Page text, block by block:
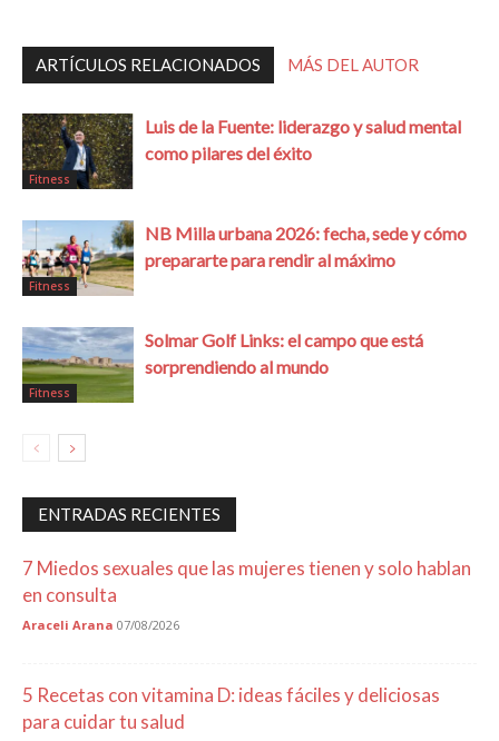
ARTÍCULOS RELACIONADOS MÁS DEL AUTOR
Fitness
Luis de la Fuente: liderazgo y salud mental
como pilares del éxito
Fitness
NB Milla urbana 2026: fecha, sede y cómo
prepararte para rendir al máximo
Fitness
Solmar Golf Links: el campo que está
sorprendiendo al mundo
ENTRADAS RECIENTES
7 Miedos sexuales que las mujeres tienen y solo hablan
en consulta
Araceli Arana 07/08/2026
5 Recetas con vitamina D: ideas fáciles y deliciosas
para cuidar tu salud